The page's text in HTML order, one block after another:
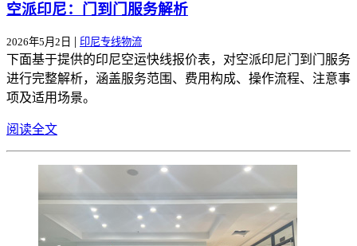
空派印尼：门到门服务解析
2026年5月2日 | 印尼专线物流
下面基于提供的印尼空运快线报价表，对空派印尼门到门服务
进行完整解析，涵盖服务范围、费用构成、操作流程、注意事
项及适用场景。
阅读全文